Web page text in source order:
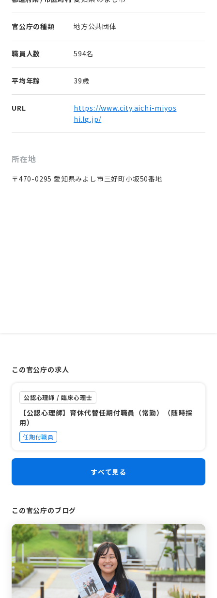
官公庁の種類 地方公共団体
職員人数 594名
平均年齢 39歳
URL
https://www.city.aichi-miyos
hi.lg.jp/
所在地
〒470-0295 愛知県みよし市三好町小坂50番地
この官公庁の求人
公認心理師 / 臨床心理士
【公認心理師】育休代替任期付職員（常勤）（随時採
用）
任期付職員
すべて見る
この官公庁のブログ